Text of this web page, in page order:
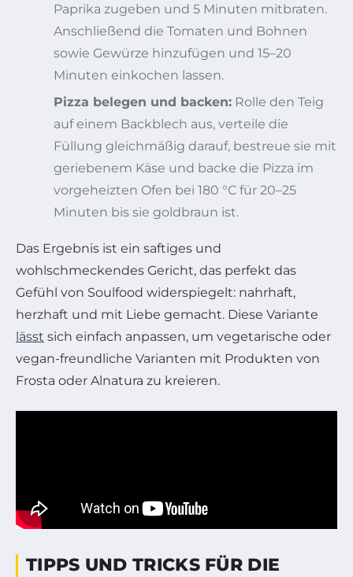
Paprika zugeben und 5 Minuten mitbraten.
Anschließend die Tomaten und Bohnen
sowie Gewürze hinzufügen und 15–20
Minuten einkochen lassen.
Pizza belegen und backen: Rolle den Teig
auf einem Backblech aus, verteile die
Füllung gleichmäßig darauf, bestreue sie mit
geriebenem Käse und backe die Pizza im
vorgeheizten Ofen bei 180 °C für 20–25
Minuten bis sie goldbraun ist.
Das Ergebnis ist ein saftiges und
wohlschmeckendes Gericht, das perfekt das
Gefühl von Soulfood widerspiegelt: nahrhaft,
herzhaft und mit Liebe gemacht. Diese Variante
lässt sich einfach anpassen, um vegetarische oder
vegan-freundliche Varianten mit Produkten von
Frosta oder Alnatura zu kreieren.
TIPPS UND TRICKS FÜR DIE